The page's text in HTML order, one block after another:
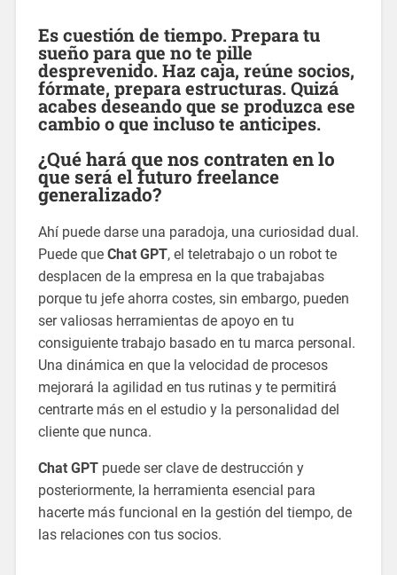
Es cuestión de tiempo. Prepara tu
sueño para que no te pille
desprevenido. Haz caja, reúne socios,
fórmate, prepara estructuras. Quizá
acabes deseando que se produzca ese
cambio o que incluso te anticipes.
¿Qué hará que nos contraten en lo
que será el futuro freelance
generalizado?
Ahí puede darse una paradoja, una curiosidad dual.
Puede que Chat GPT, el teletrabajo o un robot te
desplacen de la empresa en la que trabajabas
porque tu jefe ahorra costes, sin embargo, pueden
ser valiosas herramientas de apoyo en tu
consiguiente trabajo basado en tu marca personal.
Una dinámica en que la velocidad de procesos
mejorará la agilidad en tus rutinas y te permitirá
centrarte más en el estudio y la personalidad del
cliente que nunca.
Chat GPTpuede ser clave de destrucción y
posteriormente, la herramienta esencial para
hacerte más funcional en la gestión del tiempo, de
las relaciones con tus socios.